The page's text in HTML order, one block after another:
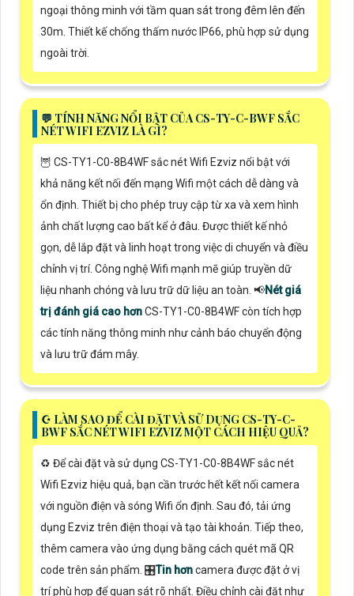
ngoại thông minh với tầm quan sát trong đêm lên đến
30m. Thiết kế chống thấm nước IP66, phù hợp sử dụng
ngoài trời.
️💬 TÍNH NĂNG NỔI BẬT CỦA CS-TY-C-BWF SẮC
NÉT WIFI EZVIZ LÀ GÌ?
🦉 CS-TY1-C0-8B4WF sắc nét Wifi Ezviz nổi bật với
khả năng kết nối đến mạng Wifi một cách dễ dàng và
ổn định. Thiết bị cho phép truy cập từ xa và xem hình
ảnh chất lượng cao bất kể ở đâu. Được thiết kế nhỏ
gọn, dễ lắp đặt và linh hoạt trong việc di chuyển và điều
chỉnh vị trí. Công nghệ Wifi mạnh mẽ giúp truyền dữ
liệu nhanh chóng và lưu trữ dữ liệu an toàn. 📢Nét giá
trị đánh giá cao hơnCS-TY1-C0-8B4WF còn tích hợp
các tính năng thông minh như cảnh báo chuyển động
và lưu trữ đám mây.
☪ LÀM SAO ĐỂ CÀI ĐẶT VÀ SỬ DỤNG CS-TY-C-
BWF SẮC NÉT WIFI EZVIZ MỘT CÁCH HIỆU QUẢ?
♻️ Để cài đặt và sử dụng CS-TY1-C0-8B4WF sắc nét
Wifi Ezviz hiệu quả, bạn cần trước hết kết nối camera
với nguồn điện và sóng Wifi ổn định. Sau đó, tải ứng
dụng Ezviz trên điện thoại và tạo tài khoản. Tiếp theo,
thêm camera vào ứng dụng bằng cách quét mã QR
code trên sản phẩm. 🎛Tin hơncamera được đặt ở vị
trí phù hợp để quan sát rõ nhất. Điều chỉnh cài đặt như